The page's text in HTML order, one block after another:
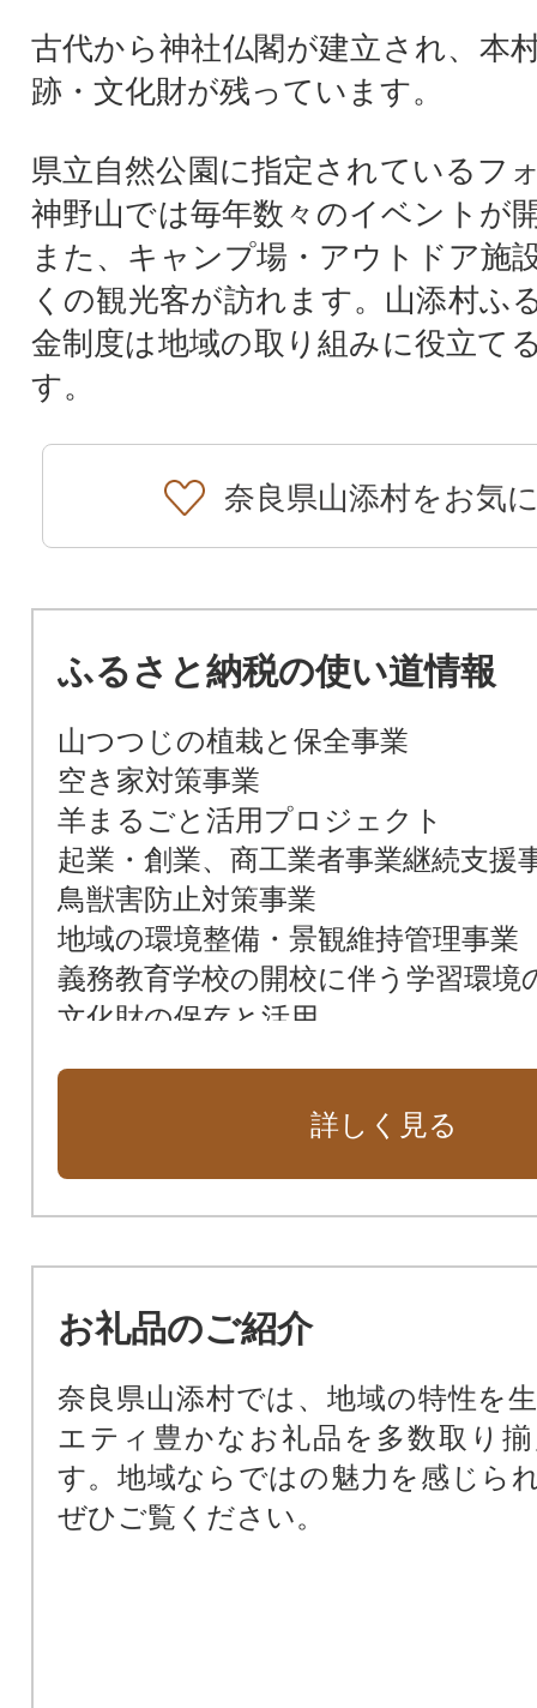
古代から神社仏閣が建立され、本
跡・文化財が残っています。
県立自然公園に指定されているフ
神野山では毎年数々のイベントが
また、キャンプ場・アウトドア施
くの観光客が訪れます。山添村ふ
金制度は地域の取り組みに役立て
す。
奈良県山添村をお気
ふるさと納税の使い道情報
山つつじの植栽と保全事業
空き家対策事業
羊まるごと活用プロジェクト
起業・創業、商工業者事業継続支援
鳥獣害防止対策事業
地域の環境整備・景観維持管理事業
義務教育学校の開校に伴う学習環境
文化財の保存と活用
ごみ減量化・再資源化推進事業
景観・環境保全事業
水源・水道施設維持管理事業
プロジェクト
現プロジェクト（共生プロジェクト
寄附金の使途をおまかせする
詳しく見る
お礼品のご紹介
奈良県山添村では、地域の特性を
エティ豊かなお礼品を多数取り
す。地域ならではの魅力を感じら
ぜひご覧ください。